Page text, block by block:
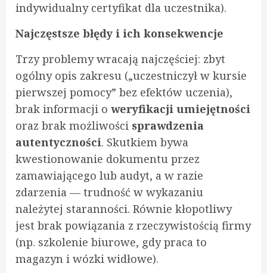
indywidualny certyfikat dla uczestnika).
Najczęstsze błędy i ich konsekwencje
Trzy problemy wracają najczęściej: zbyt
ogólny opis zakresu („uczestniczył w kursie
pierwszej pomocy” bez efektów uczenia),
brak informacji o weryfikacji umiejętności
oraz brak możliwości sprawdzenia
autentyczności. Skutkiem bywa
kwestionowanie dokumentu przez
zamawiającego lub audyt, a w razie
zdarzenia — trudność w wykazaniu
należytej staranności. Równie kłopotliwy
jest brak powiązania z rzeczywistością firmy
(np. szkolenie biurowe, gdy praca to
magazyn i wózki widłowe).